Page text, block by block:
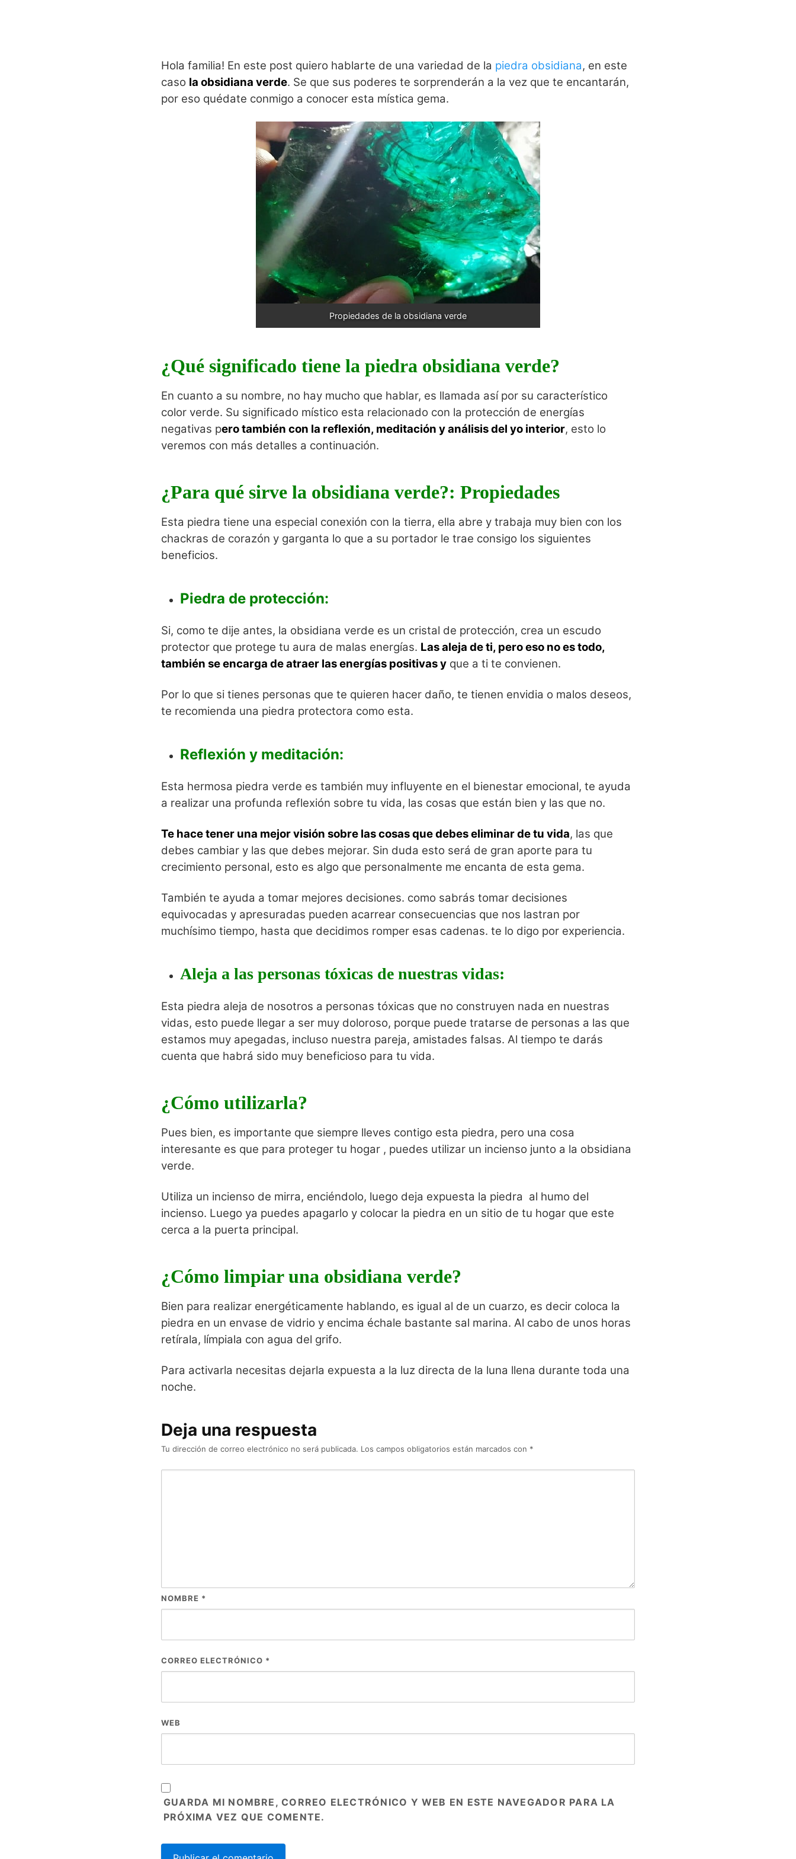
Hola familia! En este post quiero hablarte de una variedad de la piedra obsidiana, en este
caso la obsidiana verde. Se que sus poderes te sorprenderán a la vez que te encantarán,
por eso quédate conmigo a conocer esta mística gema.
Propiedades de la obsidiana verde
¿Qué significado tiene la piedra obsidiana verde?
En cuanto a su nombre, no hay mucho que hablar, es llamada así por su característico
color verde. Su significado místico esta relacionado con la protección de energías
negativas pero también con la reflexión, meditación y análisis del yo interior, esto lo
veremos con más detalles a continuación.
¿Para qué sirve la obsidiana verde?: Propiedades
Esta piedra tiene una especial conexión con la tierra, ella abre y trabaja muy bien con los
chackras de corazón y garganta lo que a su portador le trae consigo los siguientes
beneficios.
Piedra de protección:
Si, como te dije antes, la obsidiana verde es un cristal de protección, crea un escudo
protector que protege tu aura de malas energías. Las aleja de ti, pero eso no es todo,
también se encarga de atraer las energías positivas y que a ti te convienen.
Por lo que si tienes personas que te quieren hacer daño, te tienen envidia o malos deseos,
te recomienda una piedra protectora como esta.
Reflexión y meditación:
Esta hermosa piedra verde es también muy influyente en el bienestar emocional, te ayuda
a realizar una profunda reflexión sobre tu vida, las cosas que están bien y las que no.
Te hace tener una mejor visión sobre las cosas que debes eliminar de tu vida, las que
debes cambiar y las que debes mejorar. Sin duda esto será de gran aporte para tu
crecimiento personal, esto es algo que personalmente me encanta de esta gema.
También te ayuda a tomar mejores decisiones. como sabrás tomar decisiones
equivocadas y apresuradas pueden acarrear consecuencias que nos lastran por
muchísimo tiempo, hasta que decidimos romper esas cadenas. te lo digo por experiencia.
Aleja a las personas tóxicas de nuestras vidas:
Esta piedra aleja de nosotros a personas tóxicas que no construyen nada en nuestras
vidas, esto puede llegar a ser muy doloroso, porque puede tratarse de personas a las que
estamos muy apegadas, incluso nuestra pareja, amistades falsas. Al tiempo te darás
cuenta que habrá sido muy beneficioso para tu vida.
¿Cómo utilizarla?
Pues bien, es importante que siempre lleves contigo esta piedra, pero una cosa
interesante es que para proteger tu hogar , puedes utilizar un incienso junto a la obsidiana
verde.
Utiliza un incienso de mirra, enciéndolo, luego deja expuesta la piedra al humo del
incienso. Luego ya puedes apagarlo y colocar la piedra en un sitio de tu hogar que este
cerca a la puerta principal.
¿Cómo limpiar una obsidiana verde?
Bien para realizar energéticamente hablando, es igual al de un cuarzo, es decir coloca la
piedra en un envase de vidrio y encima échale bastante sal marina. Al cabo de unos horas
retírala, límpiala con agua del grifo.
Para activarla necesitas dejarla expuesta a la luz directa de la luna llena durante toda una
noche.
Deja una respuesta
Tu dirección de correo electrónico no será publicada. Los campos obligatorios están marcados con *
NOMBRE *
CORREO ELECTRÓNICO *
WEB
GUARDA MI NOMBRE, CORREO ELECTRÓNICO Y WEB EN ESTE NAVEGADOR PARA LA
PRÓXIMA VEZ QUE COMENTE.